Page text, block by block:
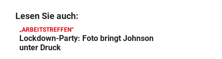
Lesen Sie auch:
„ARBEITSTREFFEN“
Lockdown-Party: Foto bringt Johnson
unter Druck